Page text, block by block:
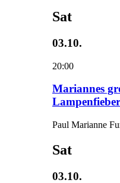
Sat
03.10.
20:00
Mariannes
Paul Marianne
Sat
03.10.